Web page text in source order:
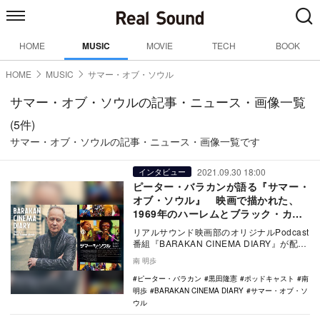
HOME MUSIC MOVIE TECH BOOK
HOME MUSIC サマー・オブ・ソウル
サマー・オブ・ソウルの記事・ニュース・画像一覧
(5件)
サマー・オブ・ソウルの記事・ニュース・画像一覧です
インタビュー 2021.09.30 18:00
ピーター・バラカンが語る『サマー・
オブ・ソウル』 映画で描かれた、
1969年のハーレムとブラック・カル
チャー
リアルサウンド映画部のオリジナルPodcast
番組『BARAKAN CINEMA DIARY』が配信
南 明歩
ピーター・バラカン
黒田隆憲 ポッドキャスト
南
明歩
BARAKAN CINEMA DIARY
サマー・オブ・ソ
ウル